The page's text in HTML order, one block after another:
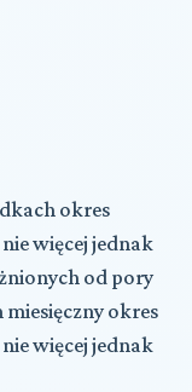
okres
więcej jednak
od pory
okres
więcej jednak